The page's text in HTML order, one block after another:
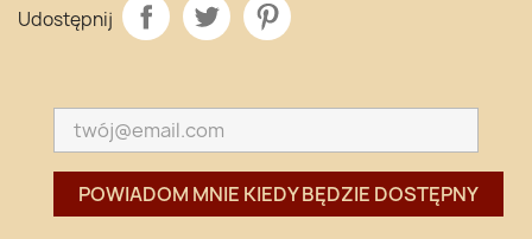
Udostępnij
POWIADOM MNIE KIEDY BĘDZIE DOSTĘPNY